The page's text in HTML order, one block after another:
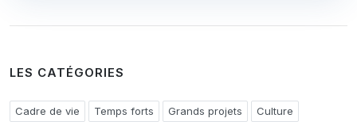
LES CATÉGORIES
Cadre de vie Temps forts Grands projets
Culture